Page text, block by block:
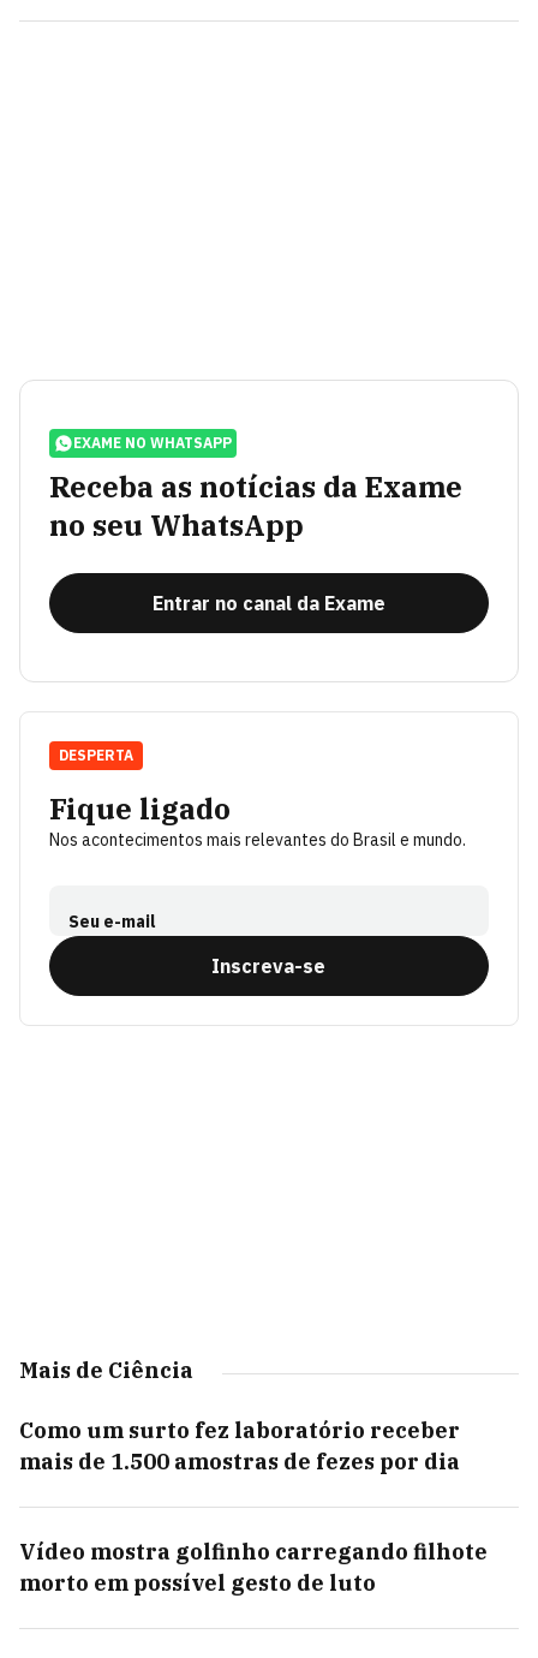
EXAME NO WHATSAPP
Receba as notícias da Exame
no seu WhatsApp
Entrar no canal da Exame
Fique ligado
Nos acontecimentos mais relevantes do Brasil e mundo.
Seu e-mail
Inscreva-se
DESPERTA
Mais de Ciência
Como um surto fez laboratório receber
mais de 1.500 amostras de fezes por dia
Vídeo mostra golfinho carregando filhote
morto em possível gesto de luto